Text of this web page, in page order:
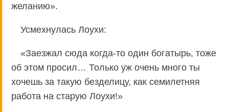
желанию».
Усмехнулась Лоухи:
«Заезжал сюда когда-то один богатырь, тоже
об этом просил… Только уж очень много ты
хочешь за такую безделицу, как семилетняя
работа на старую Лоухи!»